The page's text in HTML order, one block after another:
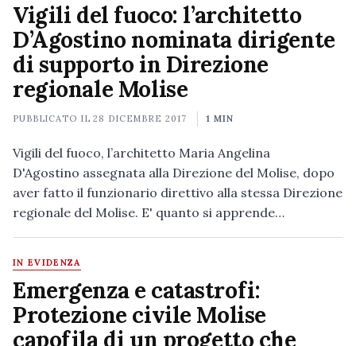
Vigili del fuoco: l’architetto
D’Agostino nominata dirigente
di supporto in Direzione
regionale Molise
PUBBLICATO IL28 DICEMBRE 2017 1 MIN
Vigili del fuoco, l’architetto Maria Angelina
D'Agostino assegnata alla Direzione del Molise, dopo
aver fatto il funzionario direttivo alla stessa Direzione
regionale del Molise. E' quanto si apprende…
IN EVIDENZA
Emergenza e catastrofi:
Protezione civile Molise
capofila di un progetto che